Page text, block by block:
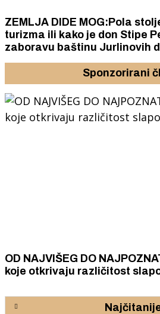
ZEMLJA DIDE MOG:Pola
turizma ili kako je don Stipe Perkov oteo
zaboravu baštinu Jurlinovih
Sponzorirani
OD NAJVIŠEG DO
koje otkrivaju različitost